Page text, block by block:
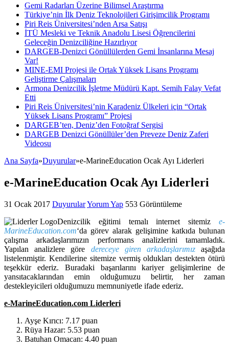
Gemi Radarları Üzerine Bilimsel Araştırma
Türkiye’nin İlk Deniz Teknolojileri Girişimcilik Programı
Piri Reis Üniversitesi’nden Arsa Satışı
İTÜ Mesleki ve Teknik Anadolu Lisesi Öğrencilerini
Geleceğin Denizciliğine Hazırlıyor
DARGEB-Denizci Gönüllülerden Gemi İnsanlarına Mesaj
Var!
MINE-EMI Projesi ile Ortak Yüksek Lisans Programı
Geliştirme Çalışmaları
Armona Denizcilik İşletme Müdürü Kapt. Semih Falay Vefat
Etti
Piri Reis Üniversitesi’nin Karadeniz Ülkeleri için “Ortak
Yüksek Lisans Programı” Projesi
DARGEB’ten, Deniz’den Fotoğraf Sergisi
DARGEB Denizci Gönüllüler’den Preveze Deniz Zaferi
Videosu
Ana Sayfa»Duyurular»e-MarineEducation Ocak Ayı Liderleri
e-MarineEducation Ocak Ayı Liderleri
31 Ocak 2017 DuyurularYorum Yap 553 Görüntüleme
Denizcilik eğitimi temalı internet sitemiz e-
MarineEducation.com‘da görev alarak gelişimine katkıda bulunan
çalışma arkadaşlarımızın performans analizlerini tamamladık.
Yapılan analizlere göre dereceye giren arkadaşlarımız aşağıda
listelenmiştir. Kendilerine sitemize vermiş oldukları destekten ötürü
teşekkür ederiz. Buradaki başarılarını kariyer gelişimlerine de
yansıtacaklarından emin olduğumuzu belirtir, her zaman
destekleyicileri olduğumuzu memnuniyetle ifade ederiz.
e-MarineEducation.com Liderleri
Ayşe Kırıcı: 7.17 puan
Rüya Hazar: 5.53 puan
Batuhan Omacan: 4.40 puan